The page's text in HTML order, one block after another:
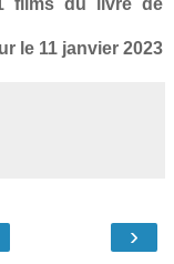
le 11 janvier 2023
›